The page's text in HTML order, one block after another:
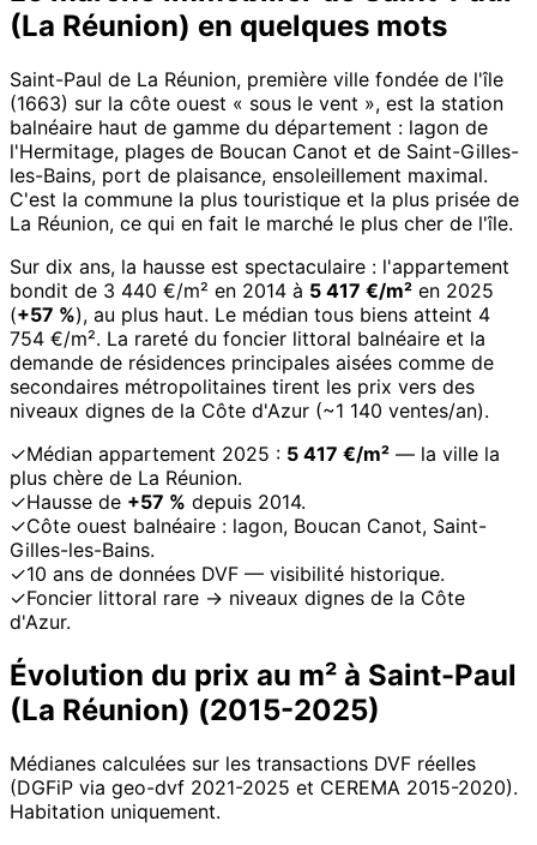
(La Réunion) en quelques mots
Saint-Paul de La Réunion, première ville fondée de l'île
(1663) sur la côte ouest « sous le vent », est la station
balnéaire haut de gamme du département : lagon de
l'Hermitage, plages de Boucan Canot et de Saint-Gilles-
les-Bains, port de plaisance, ensoleillement maximal.
C'est la commune la plus touristique et la plus prisée de
La Réunion, ce qui en fait le marché le plus cher de l'île.
Sur dix ans, la hausse est spectaculaire : l'appartement
bondit de 3 440 €/m² en 2014 à 5 417 €/m² en 2025
(+57 %), au plus haut. Le médian tous biens atteint 4
754 €/m². La rareté du foncier littoral balnéaire et la
demande de résidences principales aisées comme de
secondaires métropolitaines tirent les prix vers des
niveaux dignes de la Côte d'Azur (~1 140 ventes/an).
✓Médian appartement 2025 : 5 417 €/m² — la ville la
plus chère de La Réunion.
✓Hausse de +57 % depuis 2014.
✓Côte ouest balnéaire : lagon, Boucan Canot, Saint-
Gilles-les-Bains.
✓10 ans de données DVF — visibilité historique.
✓Foncier littoral rare → niveaux dignes de la Côte
d'Azur.
Évolution du prix au m² à Saint-Paul
(La Réunion) (2015-2025)
Médianes calculées sur les transactions DVF réelles
(DGFiP via geo-dvf 2021-2025 et CEREMA 2015-2020).
Habitation uniquement.